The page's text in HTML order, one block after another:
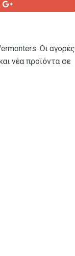
Οι αγορές
νέα προϊόντα σε